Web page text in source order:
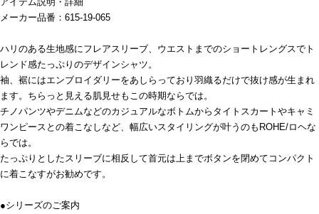
メーカー品番：615-19-065
ハリのある生地感にフレアスリーブ、ウエストまでのショートレングスでト
レンド感たっぷりのデザインシャツ。
袖、裾にはエンブロイダリーをあしらっており羽織るだけで抜け感が生まれ
ます。ちらっと見える肌見せもこの時期ならでは。
チノパンツやデニムなどのカジュアルなボトムからタイトスカートやキャミ
ワンピースとの着こなしなど、幅広いスタイリングが叶うのもROHE/ロヘな
らでは。
たっぷりとしたスリーブに相反して首元は上までボタンを閉めてコンパクト
に着こなすがお勧めです。
●シリーズのご案内